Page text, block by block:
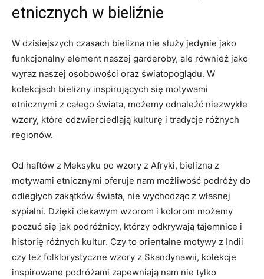
etnicznych w bieliźnie
W dzisiejszych czasach bielizna​ nie służy jedynie ⁣jako
funkcjonalny​ element⁤ naszej garderoby, ale również ⁤jako
‍wyraz naszej osobowości oraz światopoglądu. W
kolekcjach bielizny⁣ inspirujących się​ motywami
etnicznymi z całego⁤ świata, możemy ⁢odnaleźć niezwykłe
wzory, które​ odzwierciedlają kulturę i​ tradycje ‍różnych⁤
regionów.
Od haftów z Meksyku po wzory⁤ z Afryki, ‌bielizna z
motywami etnicznymi oferuje ​nam możliwość podróży do
odległych zakątków​ świata, nie wychodząc z własnej
sypialni. Dzięki ciekawym wzorom i kolorom możemy​
poczuć się jak podróżnicy,‌ którzy ⁣odkrywają tajemnice i
historię różnych kultur. Czy to​ orientalne motywy ​z Indii
czy też ​folklorystyczne ​wzory z Skandynawii,​ kolekcje
inspirowane podróżami zapewniają nam nie tylko